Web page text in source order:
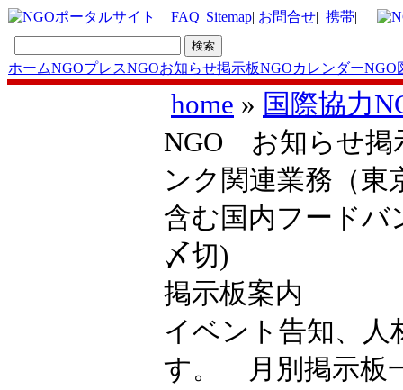
| FAQ| Sitemap| お問合せ| 携帯|
ホームNGOプレスNGOお知らせ掲示板NGOカレンダーNGO
home » 国際協力
NGO お知らせ掲
ンク関連業務（東
含む国内フードバ
〆切)
掲示板案内
イベント告知、人
す。 月別掲示